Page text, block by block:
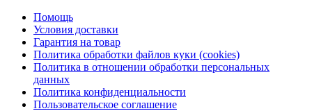
Помощь
Условия доставки
Гарантия на товар
Политика обработки файлов куки (cookies)
Политика в отношении обработки персональных
данных
Политика конфиденциальности
Пользовательское соглашение